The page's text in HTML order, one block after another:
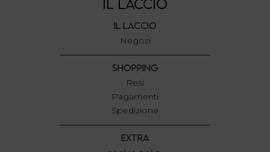
IL LACCIO
IL LACCIO
Negozi
SHOPPING
Resi
Pagamenti
Spedizione
EXTRA